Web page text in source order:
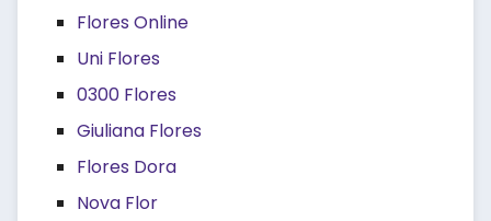
Flores Online
Uni Flores
0300 Flores
Giuliana Flores
Flores Dora
Nova Flor